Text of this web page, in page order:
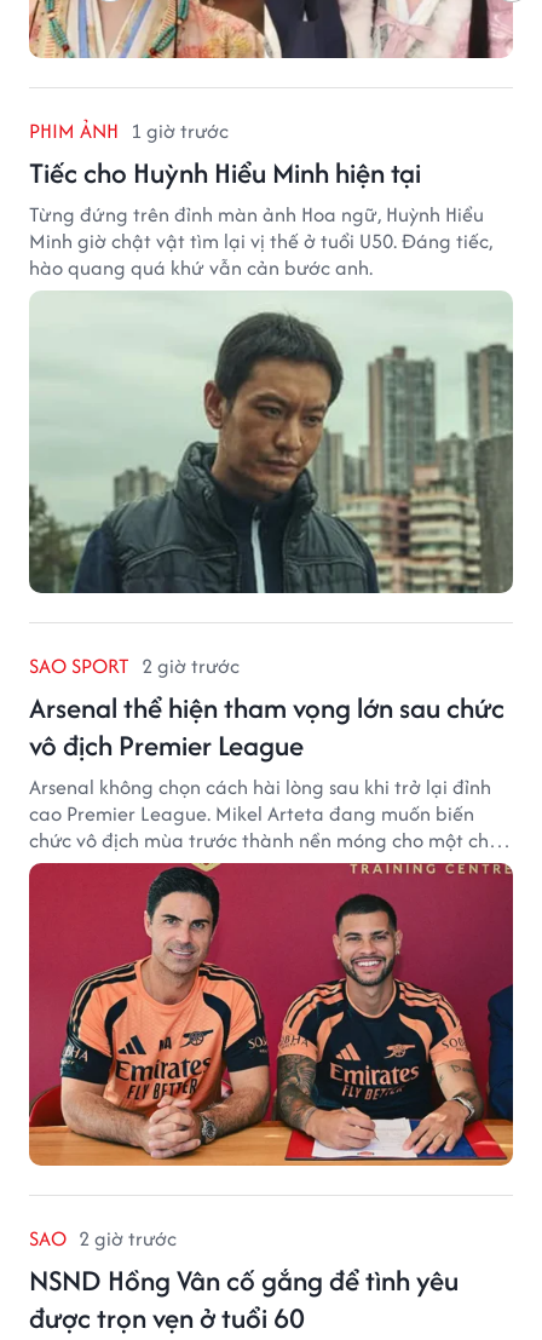
PHIM ẢNH 1 giờ trước
Tiếc cho Huỳnh Hiểu Minh hiện tại
Từng đứng trên đỉnh màn ảnh Hoa ngữ, Huỳnh Hiểu
Minh giờ chật vật tìm lại vị thế ở tuổi U50. Đáng tiếc,
hào quang quá khứ vẫn cản bước anh.
SAO SPORT 2 giờ trước
Arsenal thể hiện tham vọng lớn sau chức
vô địch Premier League
Arsenal không chọn cách hài lòng sau khi trở lại đỉnh
cao Premier League. Mikel Arteta đang muốn biến
chức vô địch mùa trước thành nền móng cho một chu
kỳ thành công mới.
SAO 2 giờ trước
NSND Hồng Vân cố gắng để tình yêu
được trọn vẹn ở tuổi 60